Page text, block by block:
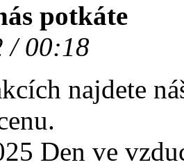
potkáte
/ 00:18
najdete
Den ve